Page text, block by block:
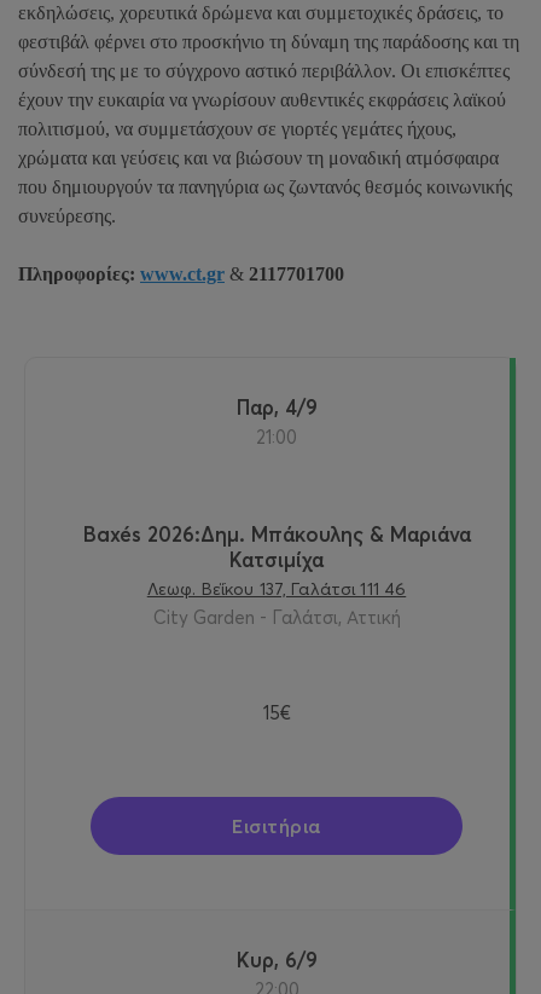
εκδηλώσεις, χορευτικά δρώμενα και συμμετοχικές δράσεις, το
φεστιβάλ φέρνει στο προσκήνιο τη δύναμη της παράδοσης και τη
σύνδεσή της με το σύγχρονο αστικό περιβάλλον. Οι επισκέπτες
έχουν την ευκαιρία να γνωρίσουν αυθεντικές εκφράσεις λαϊκού
πολιτισμού, να συμμετάσχουν σε γιορτές γεμάτες ήχους,
χρώματα και γεύσεις και να βιώσουν τη μοναδική ατμόσφαιρα
που δημιουργούν τα πανηγύρια ως ζωντανός θεσμός κοινωνικής
συνεύρεσης.
Πληροφορίες: www.ct.gr & 2117701700
Παρ, 4/9
21:00
Baxés 2026:Δημ. Μπάκουλης & Μαριάνα
Κατσιμίχα
Λεωφ. Βεΐκου 137, Γαλάτσι 111 46
City Garden - Γαλάτσι, Αττική
15€
Εισιτήρια
Κυρ, 6/9